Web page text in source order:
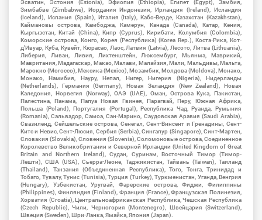
Эсватин, Эстония (Estonia), Эфиопия (Ethiopia), Египет (Egypt), Замбия,
Зимбабве (Zimbabwe), Иордания Индонезия, Ирландия (Ireland), Исландия
(Iceland), Испания (Spain), Италия (Italy), Кабо-Верде, Казахстан (Kazakhstan),
Каймановы острова, Камбоджа, Камерун, Канада (Canada), Катар, Кения,
Кыргызстан, Китай (China), Кипр (Cyprus), Кирибати, Колумбия (Colombia),
Коморские острова, Конго, Корея (Республика) (Korea Rep.), Коста-Рика, Кот-
д'Ивуар, Куба, Кувейт, Кюрасао, Лаос, Латвия (Latvia), Лесото, Литва (Lithuania),
Либерия, Ливан, Ливия, Лихтенштейн, Люксембург, Мьянма, Маврикий,
Мавритания, Мадагаскар, Макао, Малави, Малайзия, Мали, Мальдивы, Мальта,
Марокко (Morocco), Мексика (Mexico), Мозамбик, Молдова (Moldova), Монако,
Монако, Намибия, Науру, Непал, Нигер, Нигерия (Nigeria), Нидерланды
(Netherlands), Германия (Germany), Новая Зеландия (New Zealand), Новая
Каледония, Норвегия (Norway), ОАЭ (UAE), Оман, Острова Кука, Пакистан,
Палестина, Панама, Папуа Новая Гвинея, Парагвай, Перу, Южная Африка,
Польша (Poland), Португалия (Portugal), Республика Чад, Руанда, Румыния
(Romania), Сальвадор, Самоа, Сан-Марино, Саудовская Аравия (Saudi Arabia),
Свазиленд, Сейшельские острова, Сенегал, Сент-Винсент и Гренадины, Сент-
Китс и Невис, Сент-Люсия, Сербия (Serbia), Сингапур (Singapore), Синт-Мартен,
Словакия (Slovakia), Словения (Slovenia), Соломоновые острова, Соединенное
Королевство Великобритании и Северной Ирландии (United Kingdom of Great
Britain and Northern Ireland), Судан, Суринам, Восточный Тимор (Тимор-
Лешти), США (USA), Сьерра-Леоне, Таджикистан, Тайвань (Taiwan), Таиланд
(Thailand), Танзания (Объединенная Республика), Того, Тонга, Тринидад и
Тобаго, Тувалу, Тунис (Tunisia), Турция (Turkey), Туркменистан, Уганда, Венгрия
(Hungary), Узбекистан, Уругвай, Фарерские острова, Фиджи, Филиппины
(Philippines), Финляндия (Finland), Франция (France), Французская Полинезия,
Хорватия (Croatia), Центральноафриканская Республика, Чешская Республика
(Czech Republic), Чили, Черногория (Montenegro), Швейцария (Switzerland),
Швеция (Sweden), Шри-Ланка, Ямайка, Япония (Japan).